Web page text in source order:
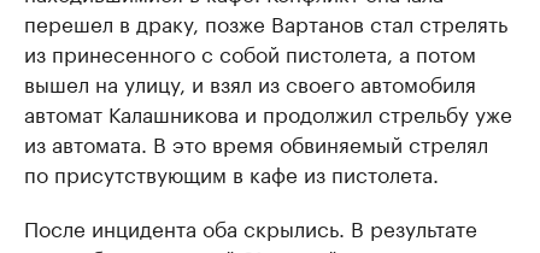
перешел в драку, позже Вартанов стал стрелять
из принесенного с собой пистолета, а потом
вышел на улицу, и взял из своего автомобиля
автомат Калашникова и продолжил стрельбу уже
из автомата. В это время обвиняемый стрелял
по присутствующим в кафе из пистолета.
После инцидента оба скрылись. В результате